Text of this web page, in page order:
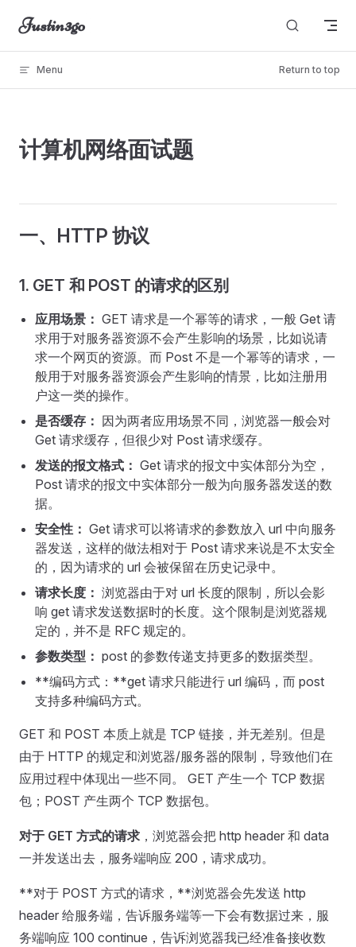
Skip to content
Justin3go
Menu Return to top
unable to load
计算机网络面试题
一、HTTP 协议
1. GET 和 POST 的请求的区别
应用场景： GET 请求是一个幂等的请求，一般 Get 请
求用于对服务器资源不会产生影响的场景，比如说请
求一个网页的资源。而 Post 不是一个幂等的请求，一
般用于对服务器资源会产生影响的情景，比如注册用
户这一类的操作。
是否缓存： 因为两者应用场景不同，浏览器一般会对
Get 请求缓存，但很少对 Post 请求缓存。
发送的报文格式： Get 请求的报文中实体部分为空，
Post 请求的报文中实体部分一般为向服务器发送的数
据。
安全性： Get 请求可以将请求的参数放入 url 中向服务
器发送，这样的做法相对于 Post 请求来说是不太安全
的，因为请求的 url 会被保留在历史记录中。
请求长度： 浏览器由于对 url 长度的限制，所以会影
响 get 请求发送数据时的长度。这个限制是浏览器规
定的，并不是 RFC 规定的。
参数类型： post 的参数传递支持更多的数据类型。
**编码方式：**get 请求只能进行 url 编码，而 post
支持多种编码方式。
GET 和 POST 本质上就是 TCP 链接，并无差别。但是
由于 HTTP 的规定和浏览器/服务器的限制，导致他们在
应用过程中体现出一些不同。 GET 产生一个 TCP 数据
包；POST 产生两个 TCP 数据包。
对于 GET 方式的请求 ，浏览器会把 http header 和 data
一并发送出去，服务端响应 200，请求成功。
**对于 POST 方式的请求，**浏览器会先发送 http
header 给服务端，告诉服务端等一下会有数据过来，服
务端响应 100 continue，告诉浏览器我已经准备接收数